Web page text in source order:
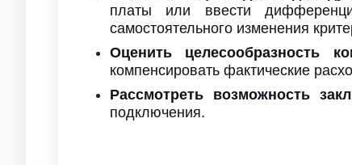
платы или ввести
самостоятельного изменения
Оценить целесообразность
компенсировать фактические
Рассмотреть возможность
подключения.